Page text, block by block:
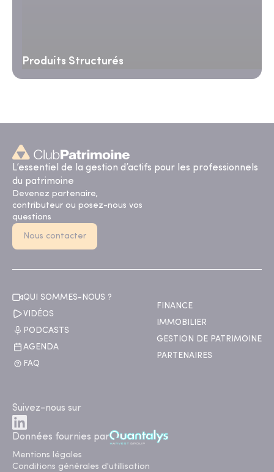
Produits Structurés
L’essentiel de la gestion d’actifs pour les professionnels
du patrimoine
Devenez partenaire,
contributeur ou posez-nous vos
questions
Nous contacter
QUI SOMMES-NOUS ?
VIDÉOS
PODCASTS
AGENDA
FAQ
FINANCE
IMMOBILIER
GESTION DE PATRIMOINE
PARTENAIRES
Suivez-nous sur
Données fournies par
Mentions légales
Conditions générales d'utillisation